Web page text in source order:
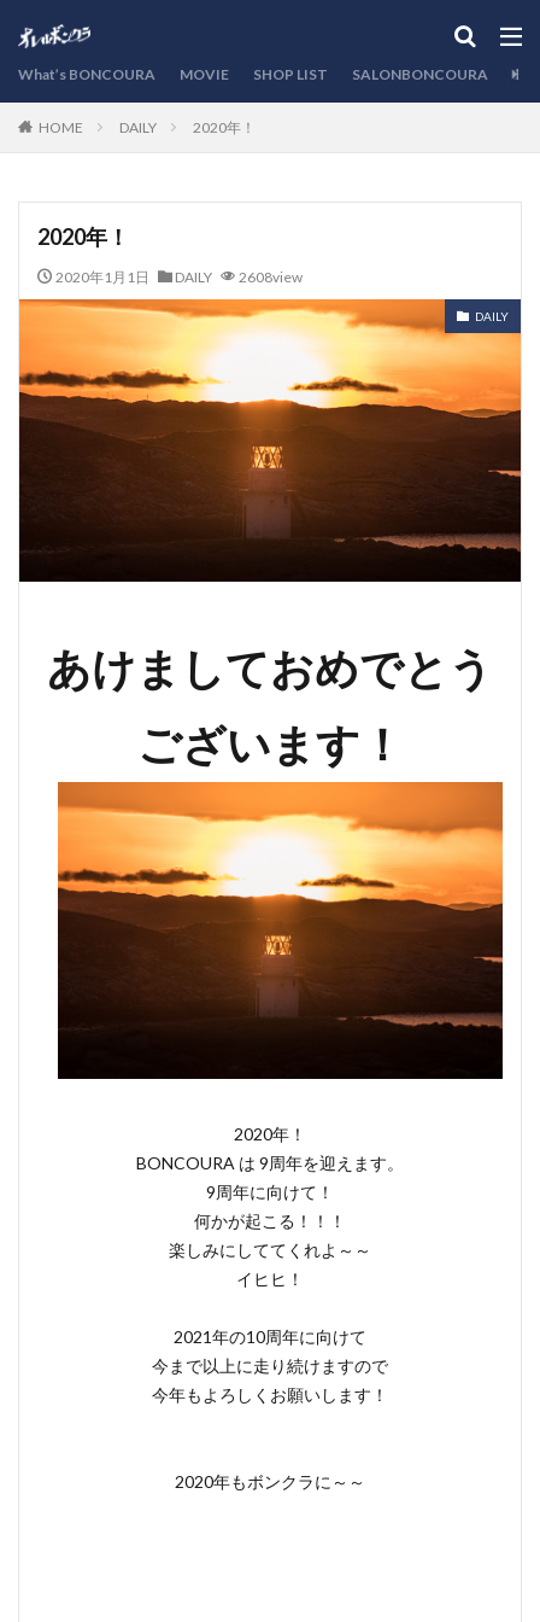
What’s BONCOURA MOVIE SHOP LIST SALONBONCOURA
HOME DAILY 2020年！
2020年！
2020年1月1日 DAILY 2608view
DAILY
あけましておめでとう
ございます！
2020年！
BONCOURA は 9周年を迎えます。
9周年に向けて！
何かが起こる！！！
楽しみにしててくれよ～～
イヒヒ！
2021年の10周年に向けて
今まで以上に走り続けますので
今年もよろしくお願いします！
2020年もボンクラに～～
カテゴリー
検索